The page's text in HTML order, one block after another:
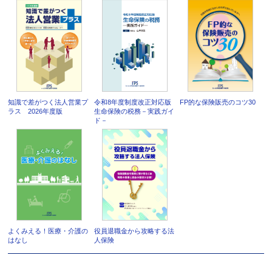
知識で差がつく法人営業プ
ラス 2026年度版
令和8年度制度改正対応版
生命保険の税務－実践ガイ
ド－
FP的な保険販売のコツ30
よくみえる！医療・介護の
はなし
役員退職金から攻略する法
人保険